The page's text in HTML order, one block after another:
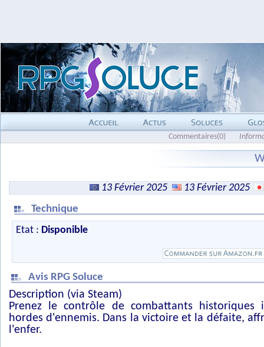
Commentaires(0)
13 Février 2025
13 Février 2025
Technique
Etat : Disponible
Avis RPG Soluce
Description (via Steam)
Prenez le contrôle de combattants historiques
hordes d'ennemis. Dans la victoire et la défaite,
l'enfer.